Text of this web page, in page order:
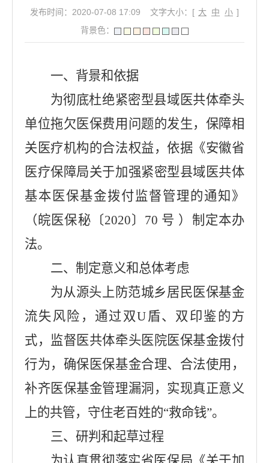
发布时间：2020-07-08 17:09
文字大小：[ 大 中 小 ]
背景色：
一、背景和依据
为彻底杜绝紧密型县域医共体牵头
单位拖欠医保费用问题的发生，保障相
关医疗机构的合法权益，依据《安徽省
医疗保障局关于加强紧密型县域医共体
基本医保基金拨付监督管理的通知》
（皖医保秘〔2020〕70 号 ）制定本办
法。
二、制定意义和总体考虑
为从源头上防范城乡居民医保基金
流失风险， 通过双U盾、双印鉴的方
式，监督医共体牵头医院医保基金拨付
行为，确保医保基金合理、合法使用，
补齐医保基金管理漏洞， 实现真正意义
上的共管，守住老百姓的“救命钱”。
三、研判和起草过程